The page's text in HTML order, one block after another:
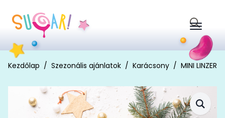
Search
for:
Kezdőlap Szezonális ajánlatok Karácsony MINI LINZER